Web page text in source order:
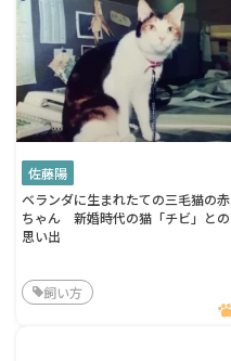
佐藤陽
ベランダに生まれたての三毛猫の赤
ちゃん 新婚時代の猫「チビ」との
思い出
飼い方